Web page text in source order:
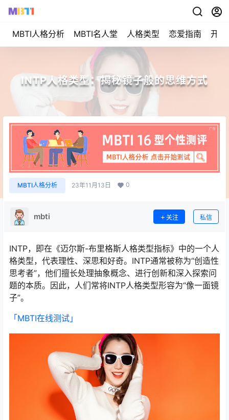
MBTI人格分析 MBTI名人堂 人格类型 恋爱指南 开始
INTP人格类型：揭秘镜子般的思维方式
MBTI人格分析 23年11月13日 0
mbti 关注 私信
INTP，即在《迈尔斯-布里格斯人格类型指标》中的一个人
格类型，代表理性、深思和好奇。INTP通常被称为“创造性
思考者”，他们擅长处理抽象概念、进行创新和深入探索问
题的本质。因此，人们常将INTP人格类型形容为“像一面镜
子”。
「MBTI在线测试​」